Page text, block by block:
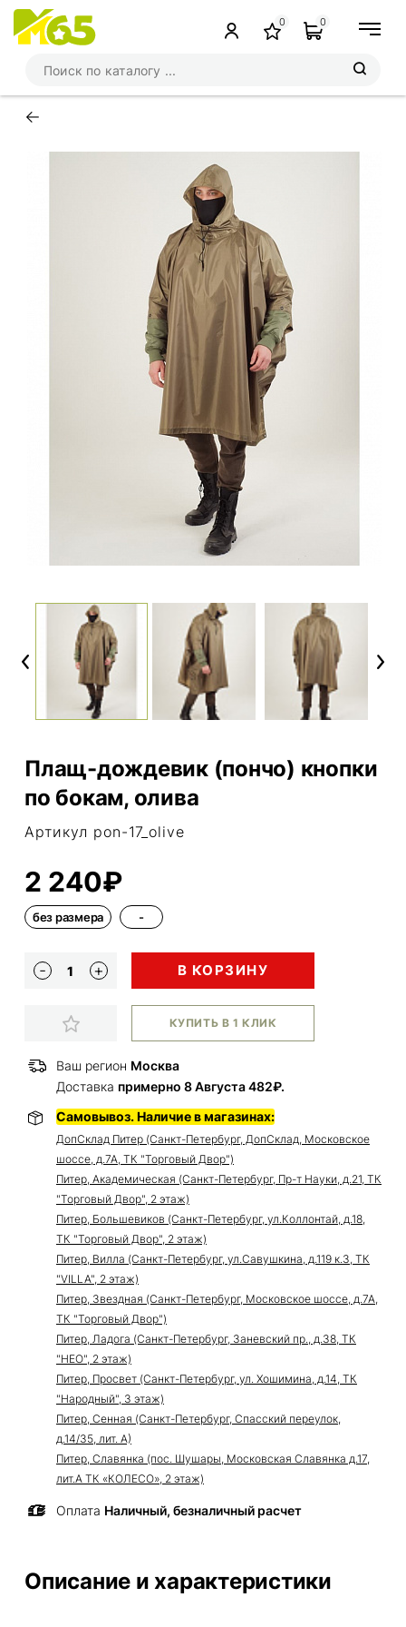
0 0
←
Previous Next
Плащ-дождевик (пончо) кнопки
по бокам, олива
Артикул pon-17_olive
2 240₽
без размера -
В КОРЗИНУ
КУПИТЬ В 1 КЛИК
Ваш регион Москва
Доставка примерно 8 Августа 482₽.
Самовывоз. Наличие в магазинах:
ДопСклад Питер (Санкт-Петербург, ДопСклад, Московское
шоссе, д.7А, ТК "Торговый Двор")
Питер, Академическая (Санкт-Петербург, Пр-т Науки, д.21, ТК
"Торговый Двор", 2 этаж)
Питер, Большевиков (Санкт-Петербург, ул.Коллонтай, д.18,
ТК "Торговый Двор", 2 этаж)
Питер, Вилла (Санкт-Петербург, ул.Савушкина, д.119 к.3, ТК
"VILLA", 2 этаж)
Питер, Звездная (Санкт-Петербург, Московское шоссе, д.7А,
ТК "Торговый Двор")
Питер, Ладога (Санкт-Петербург, Заневский пр., д.38, ТК
"НЕО", 2 этаж)
Питер, Просвет (Санкт-Петербург, ул. Хошимина, д.14, ТК
"Народный", 3 этаж)
Питер, Сенная (Санкт-Петербург, Спасский переулок,
д.14/35, лит. А)
Питер, Славянка (пос. Шушары, Московская Славянка д.17,
лит.А ТК «КОЛЕСО», 2 этаж)
Оплата Наличный, безналичный расчет
Описание и характеристики